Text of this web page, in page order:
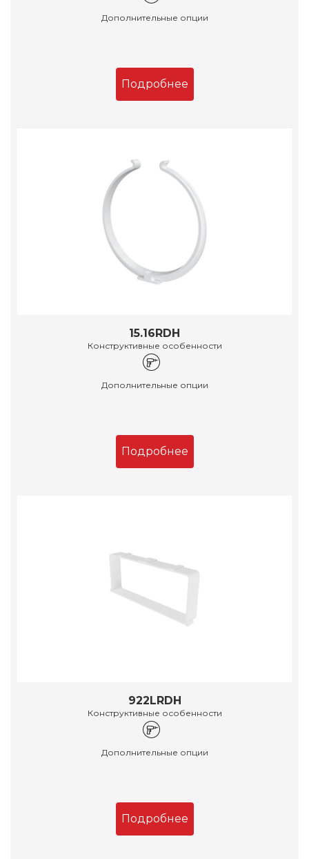
Дополнительные опции
Подробнее
15.16RDH
Конструктивные особенности
Дополнительные опции
Подробнее
922LRDH
Конструктивные особенности
Дополнительные опции
Подробнее